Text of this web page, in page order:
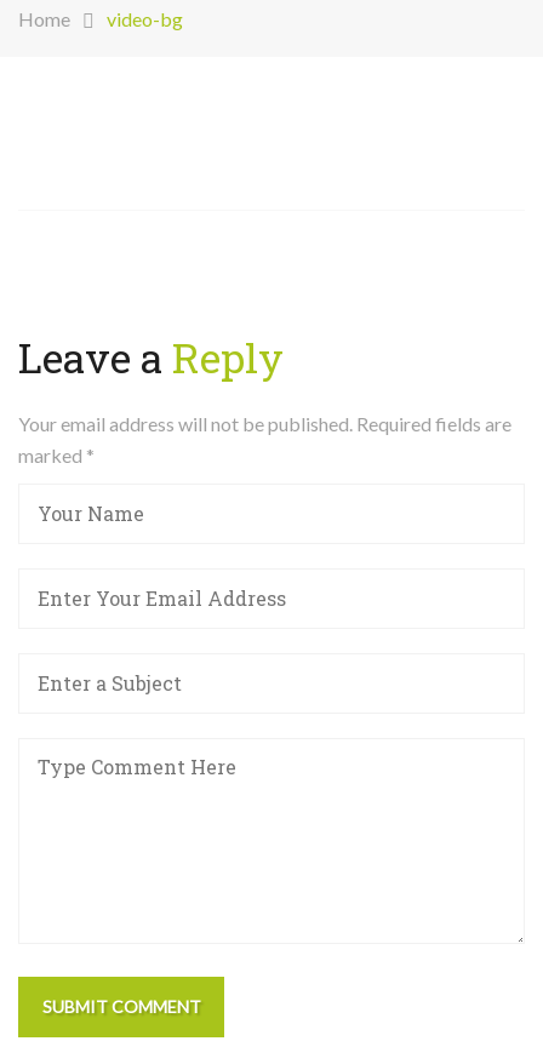
Home video-bg
Leave a Reply
Your email address will not be published. Required fields are
marked *
SUBMIT COMMENT